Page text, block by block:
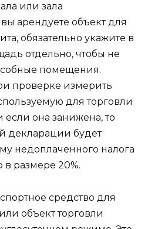
или зала
арендуете объект для
обязательно укажите в
отдельно, чтобы не
помещения.
проверке измерить
для торговли
она занижена, то
декларации будет
недоплаченного налога
в размере 20%.
средство для
объект торговли